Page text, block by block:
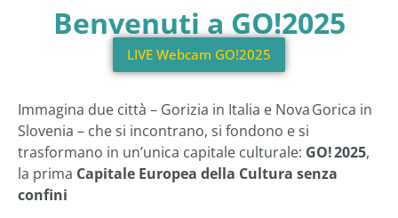
Benvenuti a GO!2025
LIVE Webcam GO!2025
Immagina due città – Gorizia in Italia e Nova Gorica in
Slovenia – che si incontrano, si fondono e si
trasformano in un’unica capitale culturale: GO! 2025,
la prima Capitale Europea della Cultura senza
confini